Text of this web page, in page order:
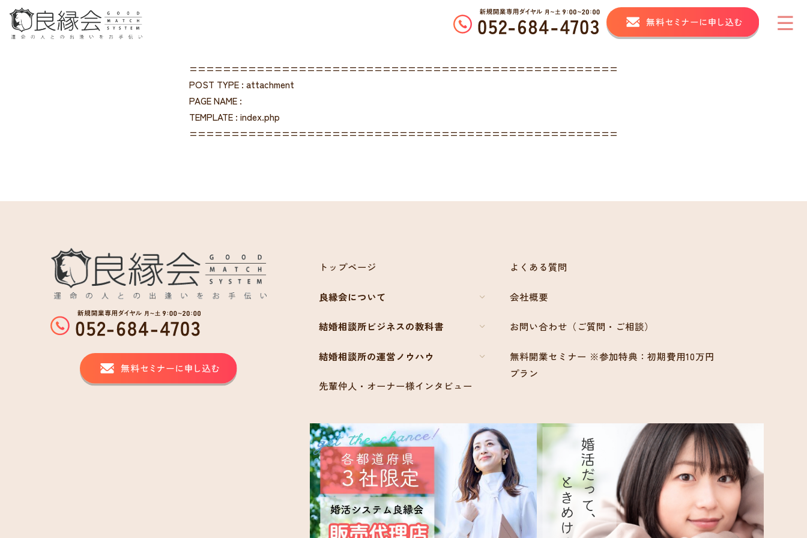
===================================================
POST TYPE : attachment
PAGE NAME :
TEMPLATE : index.php
===================================================
トップページ
良縁会について
結婚相談所ビジネスの教科書
結婚相談所の運営ノウハウ
先輩仲人・オーナー様インタビュー
よくある質問
会社概要
お問い合わせ（ご質問・ご相談）
無料開業セミナー ※参加特典：初期費用10万円
プラン